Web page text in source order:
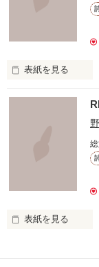
絶えず支配し続け
たしかなものは
いつか辿り着ける
表紙を見る
知らずに歩いてき
道は、遠く
表紙を見る